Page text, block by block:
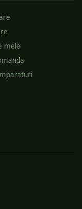
mele